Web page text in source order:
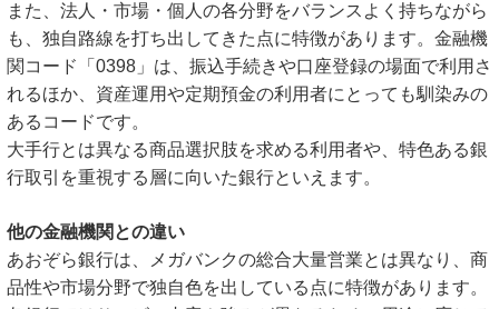
また、法人・市場・個人の各分野をバランスよく持ちながら
も、独自路線を打ち出してきた点に特徴があります。金融機
関コード「0398」は、振込手続きや口座登録の場面で利用さ
れるほか、資産運用や定期預金の利用者にとっても馴染みの
あるコードです。
大手行とは異なる商品選択肢を求める利用者や、特色ある銀
行取引を重視する層に向いた銀行といえます。
他の金融機関との違い
あおぞら銀行は、メガバンクの総合大量営業とは異なり、商
品性や市場分野で独自色を出している点に特徴があります。